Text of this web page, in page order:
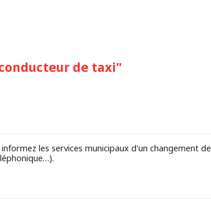
de taxi"
les services municipaux d'un changement de